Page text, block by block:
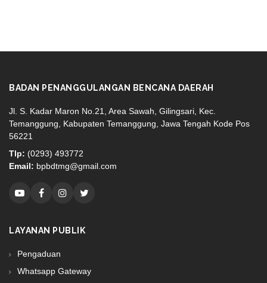
BADAN PENANGGULANGAN BENCANA DAERAH
Jl. S. Kadar Maron No.21, Area Sawah, Gilingsari, Kec.
Temanggung, Kabupaten Temanggung, Jawa Tengah Kode Pos
56221
Tlp: (0293) 493772
Email: bpbdtmg@gmail.com
LAYANAN PUBLIK
Pengaduan
Whatsapp Gateway